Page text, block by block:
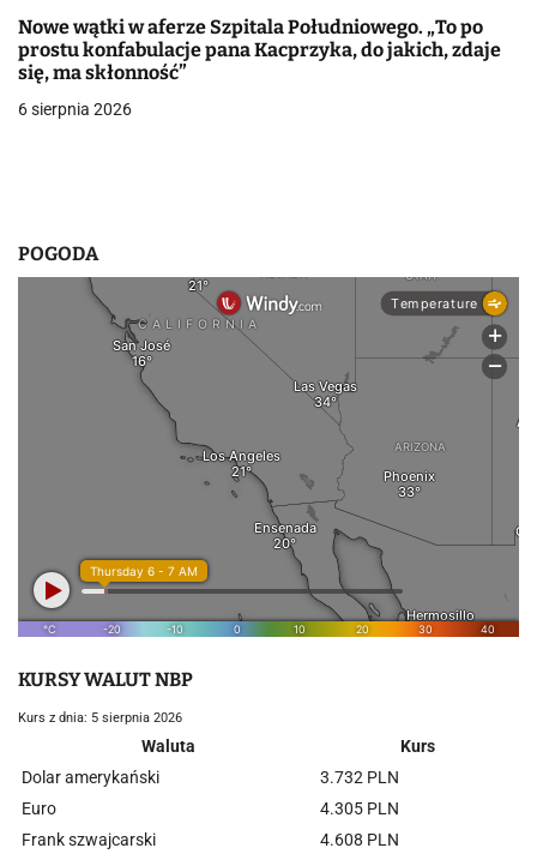
i
s
Nowe wątki w aferze Szpitala Południowego. „To po
prostu konfabulacje pana Kacprzyka, do jakich, zdaje
się, ma skłonność”
6 sierpnia 2026
POGODA
KURSY WALUT NBP
Kurs z dnia: 5 sierpnia 2026
Waluta
Kurs
Dolar amerykański
3.732 PLN
Euro
4.305 PLN
Frank szwajcarski
4.608 PLN